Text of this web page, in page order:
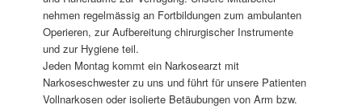
nehmen regelmässig an Fortbildungen zum ambulanten
Operieren, zur Aufbereitung chirurgischer Instrumente
und zur Hygiene teil.
Jeden Montag kommt ein Narkosearzt mit
Narkoseschwester zu uns und führt für unsere Patienten
Vollnarkosen oder isolierte Betäubungen von Arm bzw.